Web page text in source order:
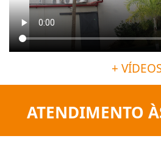
+
ATENDIMENTO
Horário de Funcionamento